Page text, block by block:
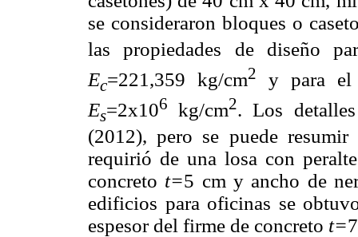
se consideraron bloques o
las propiedades de diseño
Ec=221,359 kg/cm2
y para el
Es=2x106 kg/cm2. Los
(2012), pero se puede
requirió de una losa con
concreto t=5 cm y ancho de
edificios para oficinas se
espesor del firme de concreto t=